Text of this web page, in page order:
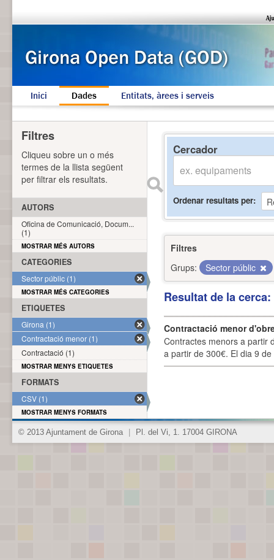
Inici Dades Entitats, àrees i serveis
Cercador
Ordenar resultats per
Filtres
Grups:
Sector públic
Resultat de la
Contractació menor
Contractes menors a partir
a partir de 300€. El dia 9
Filtres
Cliqueu sobre un o més
termes de la llista següent
per filtrar els resultats.
AUTORS
Oficina de Comunicació, Docum...
(1)
MOSTRAR MÉS AUTORS
CATEGORIES
Sector públic (1)
MOSTRAR MÉS CATEGORIES
ETIQUETES
Girona (1)
Contractació menor (1)
Contractació (1)
MOSTRAR MENYS ETIQUETES
FORMATS
CSV (1)
MOSTRAR MENYS FORMATS
© 2013 Ajuntament de Girona Pl. del Vi, 1. 17004 GIRONA